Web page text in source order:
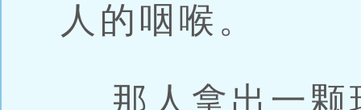
人的咽喉。
那人拿出一颗